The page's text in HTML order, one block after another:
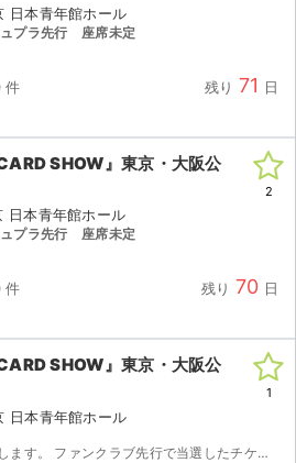
本青年館ホール
プラ先行 座席未定
件 残り 71 日
SHOW』東京・大阪公
本青年館ホール
プラ先行 座席未定
件 残り 70 日
2
SHOW』東京・大阪公
本青年館ホール
事項】 公演が中止となった場合のみ、手数料を差し引いた券面 金額を返金いたします。 取引確定後のキャンセルは...
1